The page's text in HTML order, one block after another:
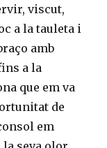
viscut,
a la tauleta i
amb
a la
que em va
de
em